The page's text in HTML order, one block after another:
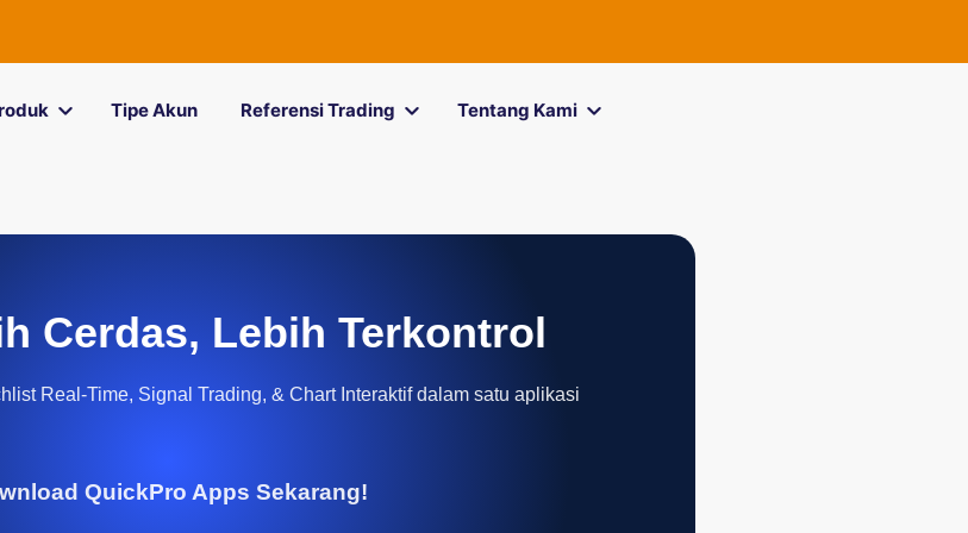
Tipe Akun Referensi Trading Tentang Kami
Cerdas, Lebih Terkontrol
Real-Time, Signal Trading, & Chart Interaktif dalam satu aplikasi
QuickPro Apps Sekarang!